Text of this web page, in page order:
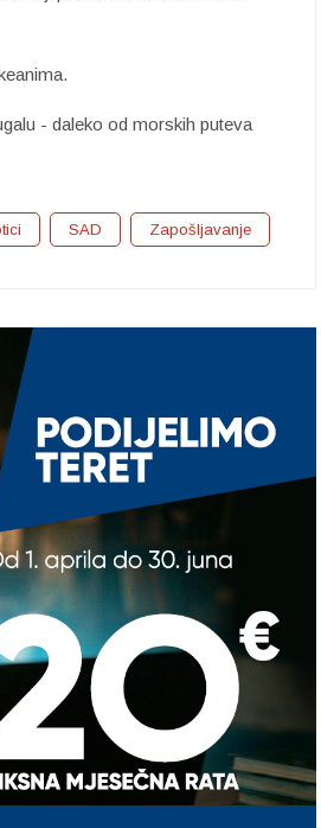
- daleko od morskih puteva
SAD Zapošljavanje